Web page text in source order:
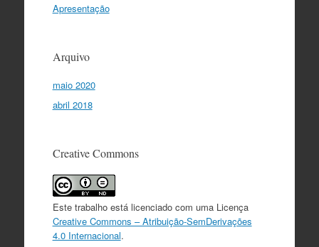
Apresentação
Arquivo
maio 2020
abril 2018
Creative Commons
Este trabalho está licenciado com uma Licença
Creative Commons – Atribuição-SemDerivações
4.0 Internacional.